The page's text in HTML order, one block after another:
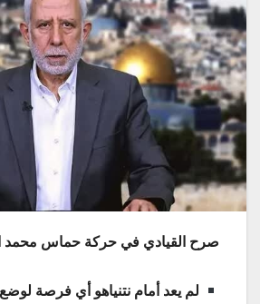
صرح القيادي في حركة حماس محمد
لم يعد أمام نتنياهو أي فرصة